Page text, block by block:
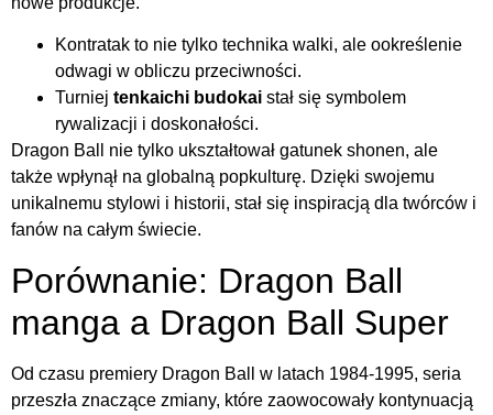
Kontratak to nie tylko technika walki, ale ookreślenie
odwagi w obliczu przeciwności.
Turniej tenkaichi budokai stał się symbolem
rywalizacji i doskonałości.
Dragon Ball nie tylko ukształtował gatunek shonen, ale
także wpłynął na globalną popkulturę. Dzięki swojemu
unikalnemu stylowi i historii, stał się inspiracją dla twórców i
fanów na całym świecie.
Porównanie: Dragon Ball
manga a Dragon Ball Super
Od czasu premiery Dragon Ball w latach 1984-1995, seria
przeszła znaczące zmiany, które zaowocowały kontynuacją